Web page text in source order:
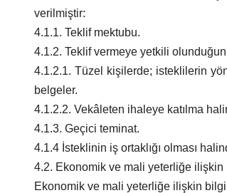
verilmiştir:
4.1.1. Teklif mektubu.
4.1.2. Teklif vermeye yetkili
4.1.2.1. Tüzel kişilerde; isteklilerin
belgeler.
4.1.2.2. Vekâleten ihaleye katılma
4.1.3. Geçici teminat.
4.1.4 İsteklinin iş ortaklığı olması
4.2. Ekonomik ve mali yeterliğe ilişkin
Ekonomik ve mali yeterliğe ilişkin